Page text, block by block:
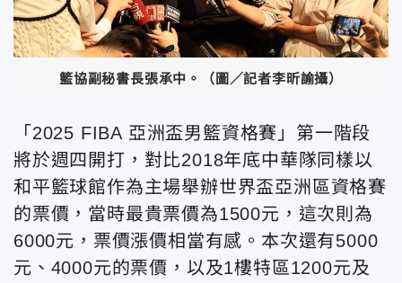
籃協副秘書長張承中。（圖／記者李昕諭攝）
「2025 FIBA 亞洲盃男籃資格賽」第一階段
將於週四開打，對比2018年底中華隊同樣以
和平籃球館作為主場舉辦世界盃亞洲區資格賽
的票價，當時最貴票價為1500元，這次則為
6000元，票價漲價相當有感。本次還有5000
元、4000元的票價，以及1樓特區1200元及